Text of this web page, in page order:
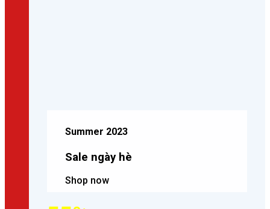
Summer 2023
Sale ngày hè
Shop now